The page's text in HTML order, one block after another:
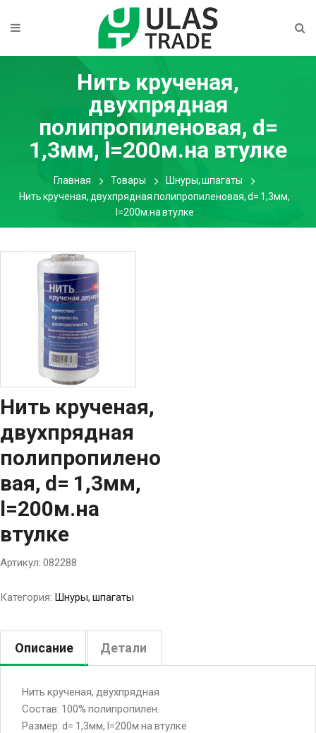
Нить крученая,
двухпрядная
полипропиленовая, d=
1,3мм, l=200м.на втулке
Главная Товары
Шнуры, шпагаты
Нить крученая, двухпрядная полипропиленовая, d= 1,3мм,
l=200м.на втулке
Нить крученая,
двухпрядная
полипропилено
вая, d= 1,3мм,
l=200м.на
втулке
Артикул: 082288
Категория: Шнуры, шпагаты
Описание Детали
Нить крученая, двухпрядная
Состав: 100% полипропилен.
Размер: d= 1,3мм, l=200м.на втулке